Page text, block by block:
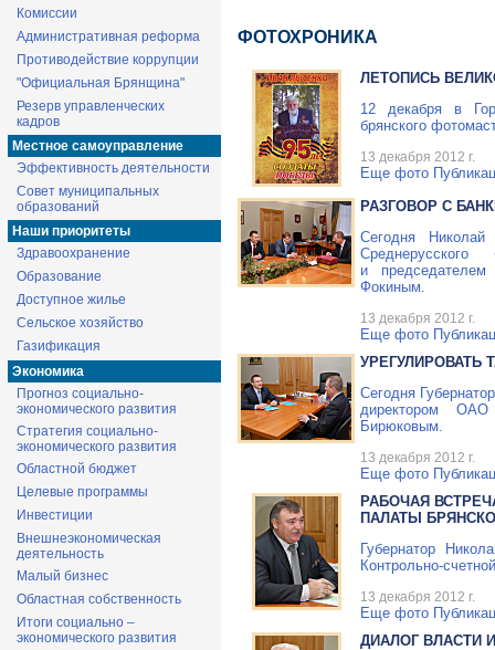
Комиссии
Административная реформа
Противодействие коррупции
"Официальная Брянщина"
Резерв управленческих
кадров
Местное самоуправление
Эффективность деятельности
Совет муниципальных
образований
Наши приоритеты
Здравоохранение
Образование
Доступное жилье
Сельское хозяйство
Газификация
Экономика
Прогноз социально-
экономического развития
Стратегия социально-
экономического развития
Областной бюджет
Целевые программы
Инвестиции
Внешнеэкономическая
деятельность
Малый бизнес
Областная собственность
Итоги социально –
экономического развития
ФОТОХРОНИКА
ЛЕТОПИСЬ
12 декабря в
брянского
13 декабря 2012 г.
Еще фото
РАЗГОВОР С
Сегодня
и председателем
Фокиным.
13 декабря 2012 г.
Еще фото
УРЕГУЛИРОВАТЬ
Сегодня
директором ОАО
Бирюковым.
13 декабря 2012 г.
Еще фото
РАБОЧАЯ
ПАЛАТЫ
Губернатор
Контрольно-счетной
13 декабря 2012 г.
Еще фото
ДИАЛОГ ВЛАСТИ